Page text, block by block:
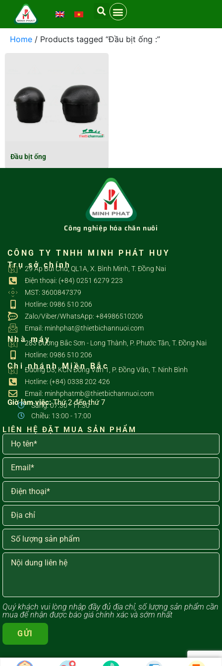
Home / Products tagged “Đầu bịt ống :”
Đầu bịt ống
Công nghiệp hóa chăn nuôi
CÔNG TY TNHH MINH PHÁT HUY
Trụ sở chính
29 Ấp Bùi Chu, QL1A, X. Bình Minh, T. Đồng Nai
Điện thoại: (+84) 0251 6279 223
MST: 3600847379
Hotline: 0986 510 206
Zalo/Viber/WhatsApp: +84986510206
Email: minhphat@thietbichannuoi.com
Nhà máy
283 Đường Bắc Sơn - Long Thành, P. Phước Tân, T. Đồng Nai
Hotline: 0986 510 206
Chi nhánh Miền Bắc
Đường D3, KCN Đồng Văn 1, P. Đồng Văn, T. Ninh Bình
Hotline: (+84) 0338 202 426
Email: minhphatmb@thietbichannuoi.com
Giờ làm việc:Thứ 2 đến thứ 7
Sáng: 07:30 - 11:30
Chiều: 13:00 - 17:00
LIÊN HỆ ĐẶT MUA SẢN PHẨM
Quý khách vui lòng ​nhập đầy đủ địa chỉ, số lượng sản phẩm cần
mua để nhận được báo giá chính xác và sớm nhất